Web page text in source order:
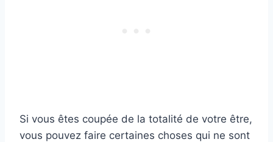
Si vous êtes coupée de la totalité de votre être,
vous pouvez faire certaines choses qui ne sont